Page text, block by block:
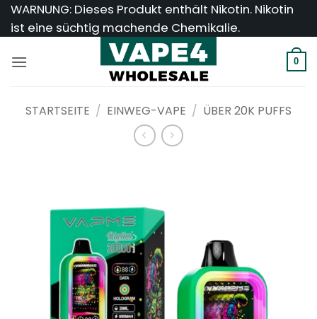
Zum
Inhalt
WARNUNG: Dieses Produkt enthält Nikotin. Nikotin
ist eine süchtig machende Chemikalie.
0
STARTSEITE / EINWEG-VAPE / ÜBER 20K PUFFS